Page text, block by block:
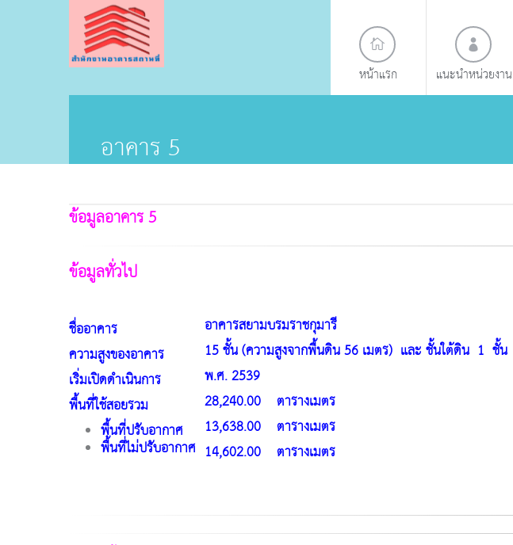
หน้าแรก แนะนำหน่วยงาน
อาคาร 5
ข้อมูลอาคาร 5
ข้อมูลทั่วไป
ชื่ออาคาร
ความสูงของอาคาร
เริ่มเปิดดำเนินการ
พื้นที่ใช้สอยรวม
พื้นที่ปรับอากาศ
พื้นที่ไม่ปรับอากาศ
อาคารสยามบรมราชกุมารี
15 ชั้น (ความสูงจากพื้นดิน 56 เมตร) และ ชั้นใต้ดิน 1 ชั้น
พ.ศ. 2539
28,240.00 ตารางเมตร
13,638.00 ตารางเมตร
14,602.00 ตารางเมตร